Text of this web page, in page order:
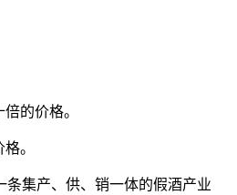
的价格。
。
条集产、供、销一体的假酒产业